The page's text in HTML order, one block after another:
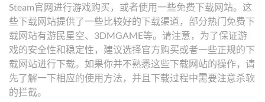
Steam官网进行游戏购买，或者使用一些免费下载网站。这
些下载网站提供了一些比较好的下载渠道，部分热门免费下
载网站有游民星空、3DMGAME等。请注意，为了保证游
戏的安全性和稳定性，建议选择官方购买或者一些正规的下
载网站进行下载。如果你并不熟悉这些下载网站的操作，请
先了解一下相应的使用方法，并且下载过程中需要注意杀软
的拦截。